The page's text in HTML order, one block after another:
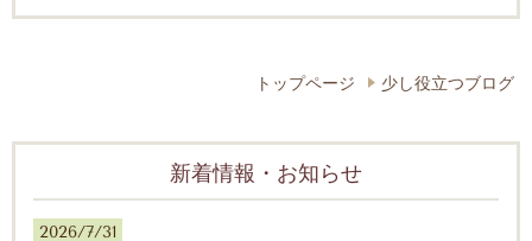
トップページ 少し役立つブログ
新着情報・お知らせ
2026/7/31